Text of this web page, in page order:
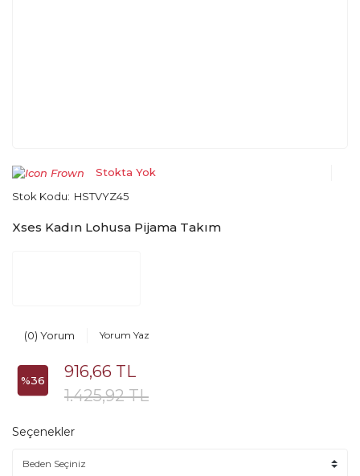
Stokta Yok
Stok Kodu: HSTVYZ45
Xses Kadın Lohusa Pijama Takım
(0) Yorum Yorum Yaz
%36
916,66 TL
1.425,92 TL
Seçenekler